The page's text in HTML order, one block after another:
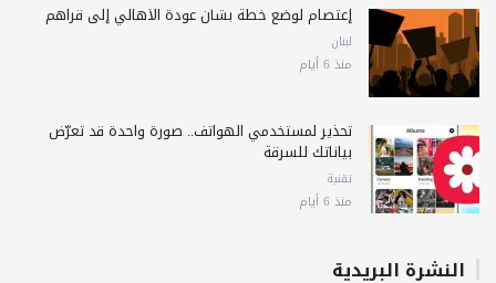
إعتصام لوضع خطة بشأن عودة الأهالي إلى قراهم
لبنان
منذ 6 أيام
تحذير لمستخدمي الهواتف.. صورة واحدة قد تعرّض
بياناتك للسرقة
تقنية
منذ 6 أيام
النشرة البريدية